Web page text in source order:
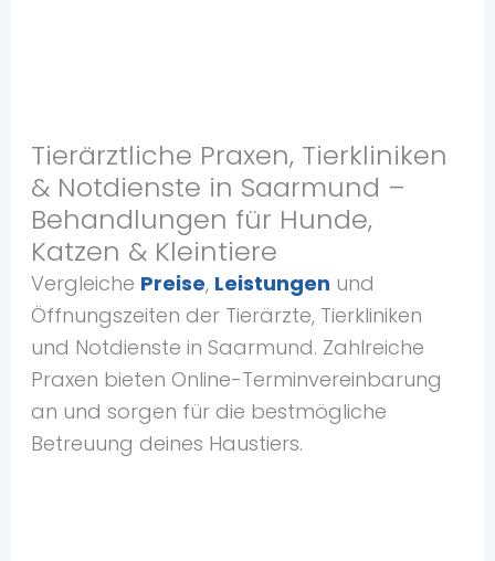
Tierärztliche Praxen, Tierkliniken
& Notdienste in Saarmund –
Behandlungen für Hunde,
Katzen & Kleintiere
Vergleiche Preise, Leistungen und
Öffnungszeiten der Tierärzte, Tierkliniken
und Notdienste in Saarmund. Zahlreiche
Praxen bieten Online-Terminvereinbarung
an und sorgen für die bestmögliche
Betreuung deines Haustiers.